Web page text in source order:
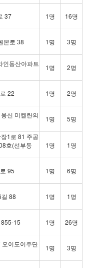
37 1명 16명
본로 38 1명 3명
인동산아파트
1명 2명
22 1명 2명
신 미켈란의
1명 5명
1로 81 주공
호(선부동
1명 1명
95 1명 6명
88 1명 1명
15 1명 26명
이도이주단
1명 3명